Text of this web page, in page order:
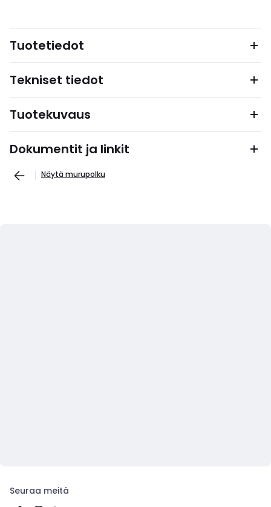
Tuotetiedot
Tekniset tiedot
Tuotekuvaus
Dokumentit ja linkit
Näytä murupolku
Seuraa meitä